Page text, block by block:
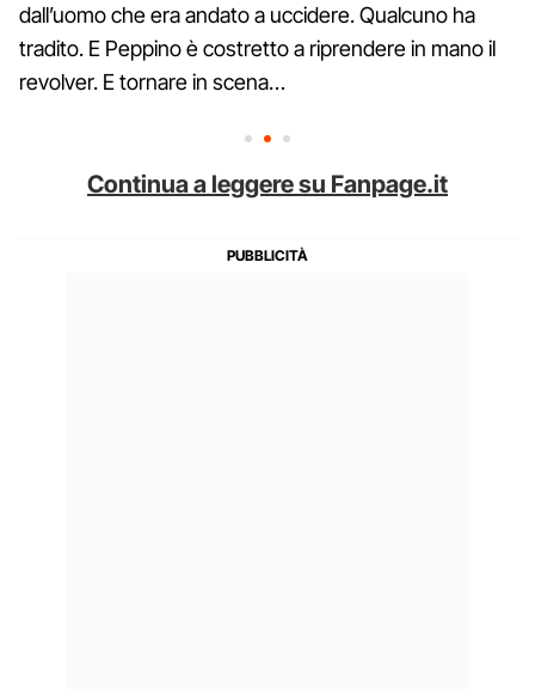
dall’uomo che era andato a uccidere. Qualcuno ha
tradito. E Peppino è costretto a riprendere in mano il
revolver. E tornare in scena…
Continua a leggere su Fanpage.it